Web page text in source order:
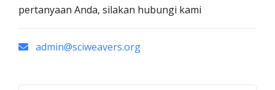
pertanyaan Anda, silakan hubungi kami
admin@sciweavers.org